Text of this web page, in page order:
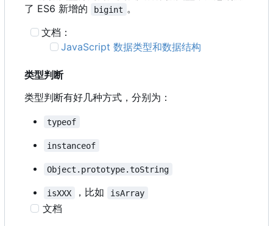
了 ES6 新增的
bigint 。
文档：
JavaScript 数据类型和数据结构
类型判断
类型判断有好几种方式，分别为：
typeof
instanceof
Object.prototype.toString
isXXX ，比如 isArray
文档